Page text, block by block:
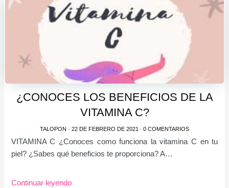
¿CONOCES LOS BENEFICIOS DE LA
VITAMINA C?
TALOPON · 22 DE FEBRERO DE 2021 · 0 COMENTARIOS
VITAMINA C ¿Conoces como funciona la vitamina C en tu
piel? ¿Sabes qué beneficios te proporciona? A…
Continuar leyendo